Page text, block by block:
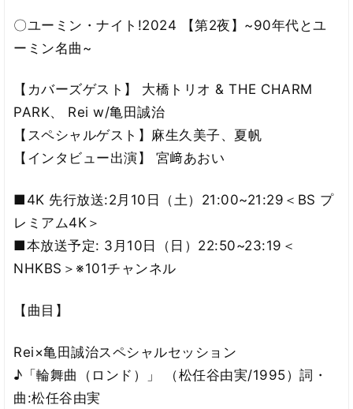
〇ユーミン・ナイト!2024 【第2夜】~90年代とユ
ーミン名曲~
【カバーズゲスト】 大橋トリオ & THE CHARM
PARK、 Rei w/亀田誠治
【スペシャルゲスト】麻生久美子、夏帆
【インタビュー出演】 宮﨑あおい
■4K 先行放送:2月10日（土）21:00~21:29＜BS プ
レミアム4K＞
■本放送予定: 3月10日（日）22:50~23:19＜
NHKBS＞※101チャンネル
【曲目】
Rei×亀田誠治スペシャルセッション
♪「輪舞曲（ロンド）」 （松任谷由実/1995）詞・
曲:松任谷由実